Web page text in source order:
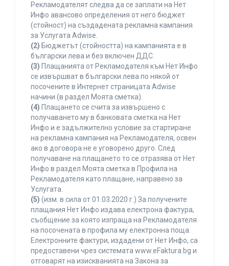
Рекламодателят следва да се заплати на Нет
Инфо авансово определения от него бюджет
(стойност) на създадената рекламна кампания
за Услугата Adwise.
(2) Бюджетът (стойността) на кампанията е в
български лева и без включен ДДС.
(3) Плащанията от Рекламодателя към Нет Инфо
се извършват в български лева по някой от
посочените в Интернет страницата Adwise
начини (в раздел Моята сметка).
(4) Плащането се счита за извършено с
получаването му в банковата сметка на Нет
Инфо и е задължително условие за стартиране
на рекламна кампания на Рекламодателя, освен
ако в договора не е уговорено друго. След
получаване на плащането то се отразява от Нет
Инфо в раздел Моята сметка в Профила на
Рекламодателя като плащане, направено за
Услугата.
(5) (изм. в сила от 01.03.2020 г.) За получените
плащания Нет Инфо издава електрона фактура,
съобщение за която изпраща на Рекламодателя
на посочената в профила му електронна поща.
Електронните фактури, издадени от Нет Инфо, са
предоставени чрез системата www.eFaktura.bg и
отговарят на изискванията на Закона за